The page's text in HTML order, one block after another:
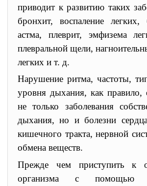
приводит к развитию таких
бронхит, воспаление легких,
астма, плеврит, эмфизема
плевральной щели,
легких и т. д.
Нарушение ритма, частоты,
уровня дыхания, как правило,
не только заболевания
дыхания, но и болезни
кишечного тракта, нервной
обмена веществ.
Прежде чем приступить к
организма с помощью